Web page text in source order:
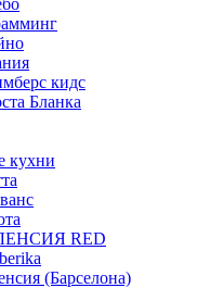
кидс
Бланка
кухни
RED
(Барселона)